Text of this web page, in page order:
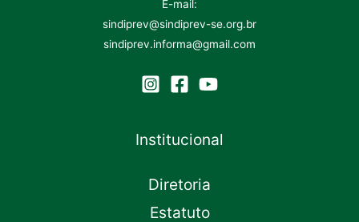
E-mail:
sindiprev@sindiprev-se.org.br
sindiprev.informa@gmail.com
Institucional
Diretoria
Estatuto